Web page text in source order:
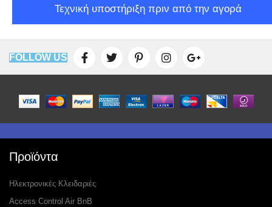
Τεχνική υποστήριξη πριν από την αγορά
FOLLOW US
Προϊόντα
Ηλεκτρονικές Κλειδαριές
Access Control Air BnB